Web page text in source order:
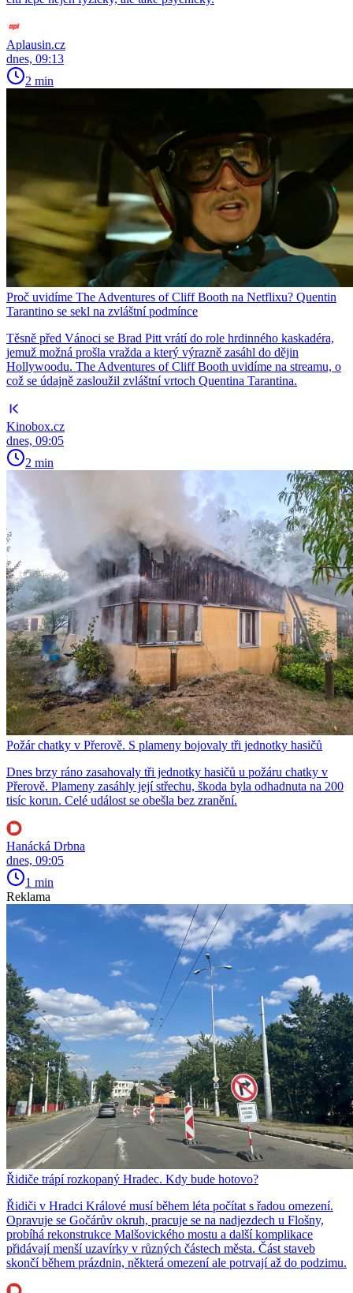
Aplausin.cz
dnes, 09:13
2 min
Proč uvidíme The Adventures of Cliff Booth na Netflixu? Quentin
Tarantino se sekl na zvláštní podmínce
Těsně před Vánoci se Brad Pitt vrátí do role hrdinného kaskadéra,
jemuž možná prošla vražda a který výrazně zasáhl do dějin
Hollywoodu. The Adventures of Cliff Booth uvidíme na streamu, o
což se údajně zasloužil zvláštní vrtoch Quentina Tarantina.
Kinobox.cz
dnes, 09:05
2 min
Požár chatky v Přerově. S plameny bojovaly tři jednotky hasičů
Dnes brzy ráno zasahovaly tři jednotky hasičů u požáru chatky v
Přerově. Plameny zasáhly její střechu, škoda byla odhadnuta na 200
tisíc korun. Celé událost se obešla bez zranění.
Hanácká Drbna
dnes, 09:05
1 min
Reklama
Řidiče trápí rozkopaný Hradec. Kdy bude hotovo?
Řidiči v Hradci Králové musí během léta počítat s řadou omezení.
Opravuje se Gočárův okruh, pracuje se na nadjezdech u Flošny,
probíhá rekonstrukce Malšovického mostu a další komplikace
přidávají menší uzavírky v různých částech města. Část staveb
skončí během prázdnin, některá omezení ale potrvají až do podzimu.